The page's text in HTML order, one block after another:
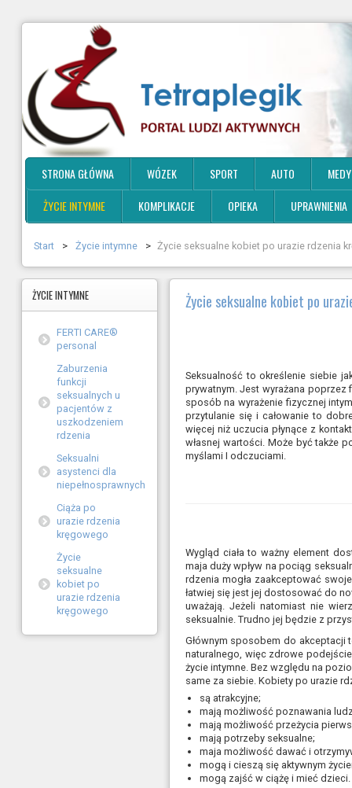
STRONA GŁÓWNA WÓZEK SPORT AUTO
ŻYCIE INTYMNE
KOMPLIKACJE OPIEKA UPRAWNIENIA
Start > Życie intymne > Życie seksualne kobiet po urazie rdzenia
Życie seksualne kobiet po
Seksualność to określenie siebie
prywatnym. Jest wyrażana
sposób na wyrażenie fizycznej
przytulanie się i całowanie to
więcej niż uczucia płynące z
własnej wartości. Może być także
myślami I odczuciami.
Wygląd ciała to ważny element
maja duży wpływ na pociąg
rdzenia mogła zaakceptować
łatwiej się jest jej dostosować do
uważają. Jeżeli natomiast nie
seksualnie. Trudno jej będzie z
Głównym sposobem do akceptacji
naturalnego, więc zdrowe
życie intymne. Bez względu na
same za siebie. Kobiety po urazie
są atrakcyjne;
mają możliwość poznawania
mają możliwość przeżycia
mają potrzeby seksualne;
maja możliwość dawać i
mogą i cieszą się aktywnym
mogą zajść w ciążę i mieć dzieci.
ŻYCIEINTYMNE
FERTI CARE®
personal
Zaburzenia
funkcji
seksualnych u
pacjentów z
uszkodzeniem
rdzenia
Seksualni
asystenci dla
niepełnosprawnych
Ciąża po
urazie rdzenia
kręgowego
Życie
seksualne
kobiet po
urazie rdzenia
kręgowego